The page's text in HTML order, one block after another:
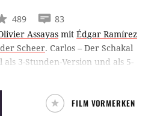
489
83
Assayas mit Édgar Ramírez
Scheer. Carlos – Der Schakal
als 3-Stunden-Version und als 5-
FILM VORMERKEN